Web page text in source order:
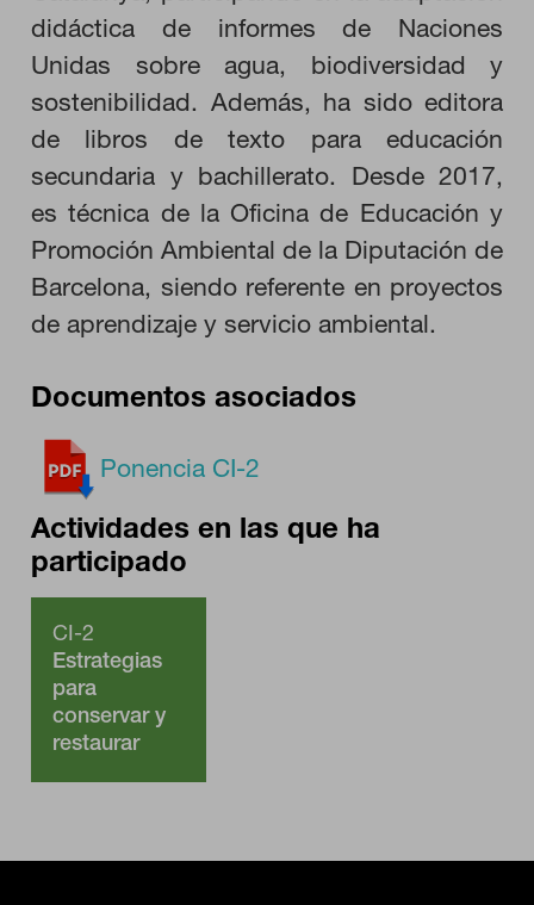
didáctica de informes de Naciones
Unidas sobre agua, biodiversidad y
sostenibilidad. Además, ha sido editora
de libros de texto para educación
secundaria y bachillerato. Desde 2017,
es técnica de la Oficina de Educación y
Promoción Ambiental de la Diputación de
Barcelona, siendo referente en proyectos
de aprendizaje y servicio ambiental.
Documentos asociados
Ponencia CI-2
Actividades en las que ha
participado
CI-2
Estrategias
para
conservar y
restaurar
GUARDAR CONFIGURACIÓN
Puedes volver a configurar tus cookies desde la sección "Configuración
de cookies" al pie de la página. También puedes consultar nuestra
política de cookies